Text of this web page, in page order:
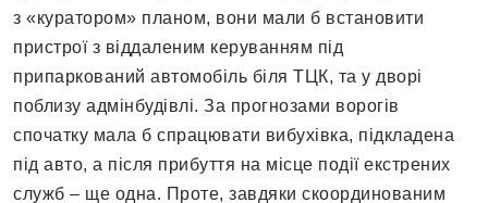
з «куратором» планом, вони мали б встановити
пристрої з віддаленим керуванням під
припаркований автомобіль біля ТЦК, та у дворі
поблизу адмінбудівлі. За прогнозами ворогів
спочатку мала б спрацювати вибухівка, підкладена
під авто, а після прибуття на місце події екстрених
служб – ще одна. Проте, завдяки скоординованим